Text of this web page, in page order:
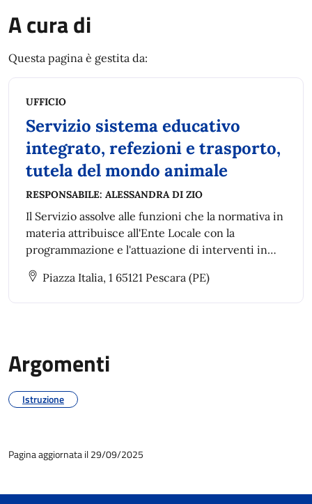
A cura di
Questa pagina è gestita da:
UFFICIO
Servizio sistema educativo
integrato, refezioni e trasporto,
tutela del mondo animale
RESPONSABILE: ALESSANDRA DI ZIO
Il Servizio assolve alle funzioni che la normativa in
materia attribuisce all'Ente Locale con la
programmazione e l'attuazione di interventi in
sostegno del diritto allo studio
Piazza Italia, 1 65121 Pescara (PE)
Argomenti
Istruzione
Pagina aggiornata il 29/09/2025